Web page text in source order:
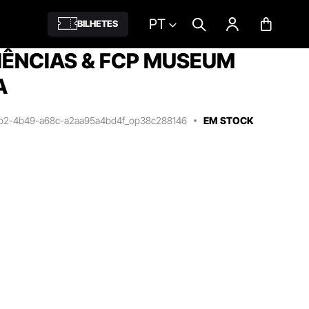
BILHETES PT
& FCP MUSEUM
4b49-a68c-a2aa95a4bd4f_op38c288146 EM STOCK